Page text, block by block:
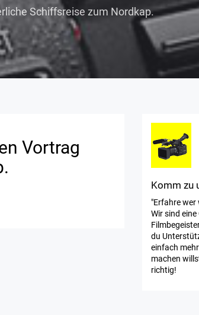
Schiffsreise zum Nordkap.
Vortrag
Komm zu
"Erfahre wer
Wir sind
du
einfach
machen
richtig!